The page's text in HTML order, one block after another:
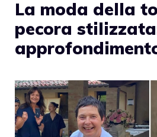
La moda della
pecora